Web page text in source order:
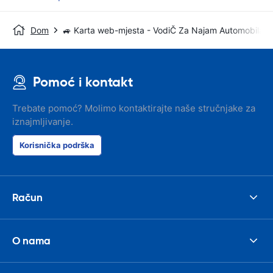
Dom 🚙 Karta web-mjesta - VodiČ Za Najam Automobila
Pomoć i kontakt
Trebate pomoć? Molimo kontaktirajte naše stručnjake za
iznajmljivanje.
Korisnička podrška
Račun
O nama